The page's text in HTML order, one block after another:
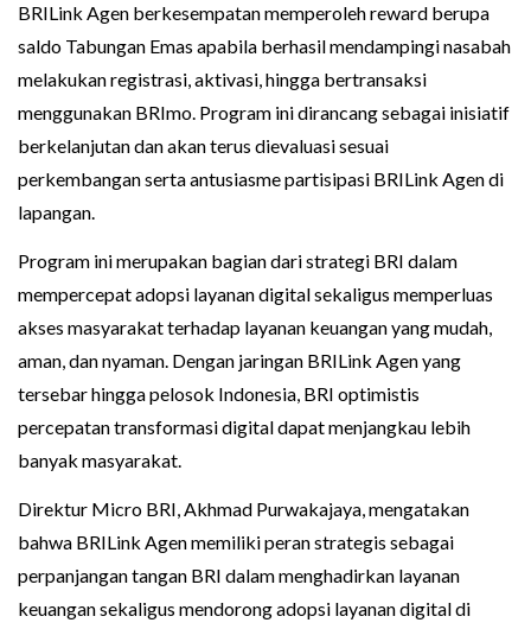
BRILink Agen berkesempatan memperoleh reward berupa
saldo Tabungan Emas apabila berhasil mendampingi nasabah
melakukan registrasi, aktivasi, hingga bertransaksi
menggunakan BRImo. Program ini dirancang sebagai inisiatif
berkelanjutan dan akan terus dievaluasi sesuai
perkembangan serta antusiasme partisipasi BRILink Agen di
lapangan.
Program ini merupakan bagian dari strategi BRI dalam
mempercepat adopsi layanan digital sekaligus memperluas
akses masyarakat terhadap layanan keuangan yang mudah,
aman, dan nyaman. Dengan jaringan BRILink Agen yang
tersebar hingga pelosok Indonesia, BRI optimistis
percepatan transformasi digital dapat menjangkau lebih
banyak masyarakat.
Direktur Micro BRI, Akhmad Purwakajaya, mengatakan
bahwa BRILink Agen memiliki peran strategis sebagai
perpanjangan tangan BRI dalam menghadirkan layanan
keuangan sekaligus mendorong adopsi layanan digital di